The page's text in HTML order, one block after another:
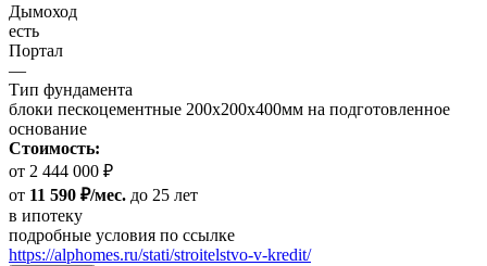
Дымоход
есть
Портал
—
Тип фундамента
блоки пескоцементные 200х200х400мм на подготовленное
основание
Стоимость:
от 2 444 000 ₽
от 11 590 ₽/мес. до 25 лет
в ипотеку
подробные условия по ссылке
https://alphomes.ru/stati/stroitelstvo-v-kredit/